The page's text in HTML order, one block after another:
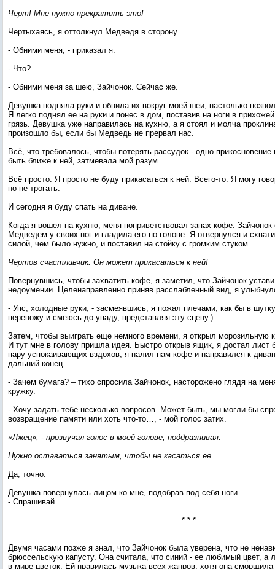
Черт! Мне нужно прекратить это!
Чертыхаясь, я оттолкнул Медведя в сторону.
- Обними меня, - приказал я.
- Что?
- Обними меня за шею, Зайчонок. Сейчас же.
Девушка подняла руки и обвила их вокруг моей шеи, настолько
Я легко поднял ее на руки и понес в дом, поставив на ноги в
грязь. Девушка уже направилась на кухню, а я стоял и молча
произошло бы, если бы Медведь не прервал нас.
Всё, что требовалось, чтобы потерять рассудок - одно
быть ближе к ней, затмевала мой разум.
Всё просто. Я просто не буду прикасаться к ней. Всего-то. Я могу
но не трогать.
И сегодня я буду спать на диване.
Когда я вошел на кухню, меня поприветствовал запах кофе.
Медведем у своих ног и гладила его по голове. Я отвернулся и
силой, чем было нужно, и поставил на стойку с громким стуком.
Чертов счастливчик. Он может прикасаться к ней!
Повернувшись, чтобы захватить кофе, я заметил, что Зайчонок
недоумении. Целенаправленно приняв расслабленный вид, я
- Упс, холодные руки, - засмеявшись, я пожал плечами, как бы в
перевожу и смеюсь до упаду, представляя эту сцену.)
Затем, чтобы выиграть еще немного времени, я открыл морозильную
И тут мне в голову пришла идея. Быстро открыв ящик, я достал лист
пару успокаивающих вздохов, я налил нам кофе и направился к
дальний конец.
- Зачем бумага? – тихо спросила Зайчонок, насторожено глядя на
кружку.
- Хочу задать тебе несколько вопросов. Может быть, мы могли бы
возвращение памяти или хоть что-то…, - мой голос затих.
«Лжец», - прозвучал голос в моей голове, поддразнивая.
Нужно оставаться занятым, чтобы не касаться ее.
Да, точно.
Девушка повернулась лицом ко мне, подобрав под себя ноги.
- Спрашивай.
* * *
Двумя часами позже я знал, что Зайчонок была уверена, что не
брюссельскую капусту. Она считала, что синий - ее любимый цвет, а
в мире цветок. Ей нравилась музыка всех жанров, хотя она